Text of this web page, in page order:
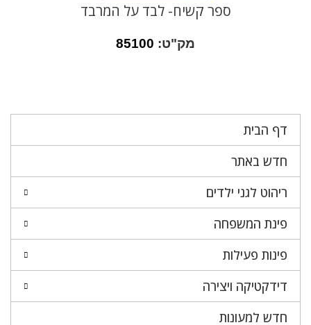
דף הבית
חדש באתר
ריהוט לגני ילדים
פינת המשפחה
פינות פעילות
דידקטיקה ויצירה
חדש למעונות
ספר קשיח- לבד על המרבד
מק"ט: 85100